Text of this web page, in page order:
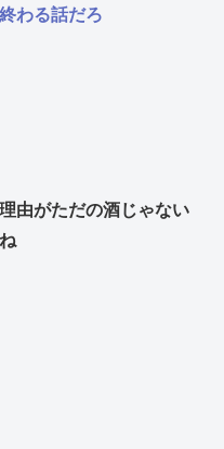
わる話だろ
由がただの酒じゃない